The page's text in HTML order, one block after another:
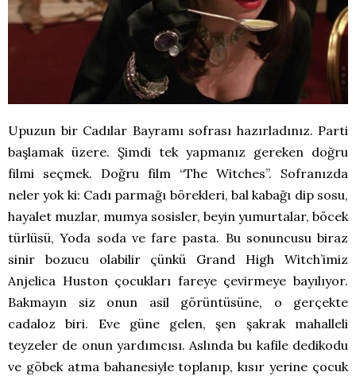
Upuzun bir Cadılar Bayramı sofrası hazırladınız. Parti
başlamak üzere. Şimdi tek yapmanız gereken doğru
filmi seçmek. Doğru film “The Witches”. Sofranızda
neler yok ki: Cadı parmağı börekleri, bal kabağı dip sosu,
hayalet muzlar, mumya sosisler, beyin yumurtalar, böcek
türlüsü, Yoda soda ve fare pasta. Bu sonuncusu biraz
sinir bozucu olabilir çünkü Grand High Witch’imiz
Anjelica Huston çocukları fareye çevirmeye bayılıyor.
Bakmayın siz onun asil görüntüsüne, o gerçekte
cadaloz biri. Eve güne gelen, şen şakrak mahalleli
teyzeler de onun yardımcısı. Aslında bu kafile dedikodu
ve göbek atma bahanesiyle toplanıp, kısır yerine çocuk